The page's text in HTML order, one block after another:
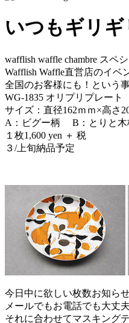
いつもギリ
wafflish waffle chambre スペ
Wafflish Waffle直営店のイ
全国のお客様にも！という
WG-1835 オリプリプレート
サイズ：直径162ｍｍ×高さ
A：ビグー柄 B：とりと
１枚1,600 yen ＋ 税
３/上旬納品予定
今日中に欲しい枚数お知ら
メールでもお電話でも大丈夫
それに合わせてマスキング